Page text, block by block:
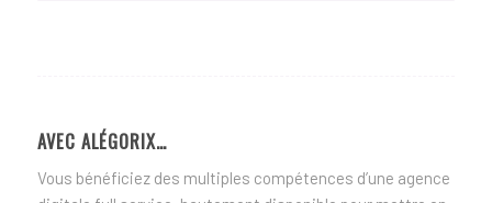
AVEC ALÉGORIX…
Vous bénéficiez des multiples compétences d’une agence